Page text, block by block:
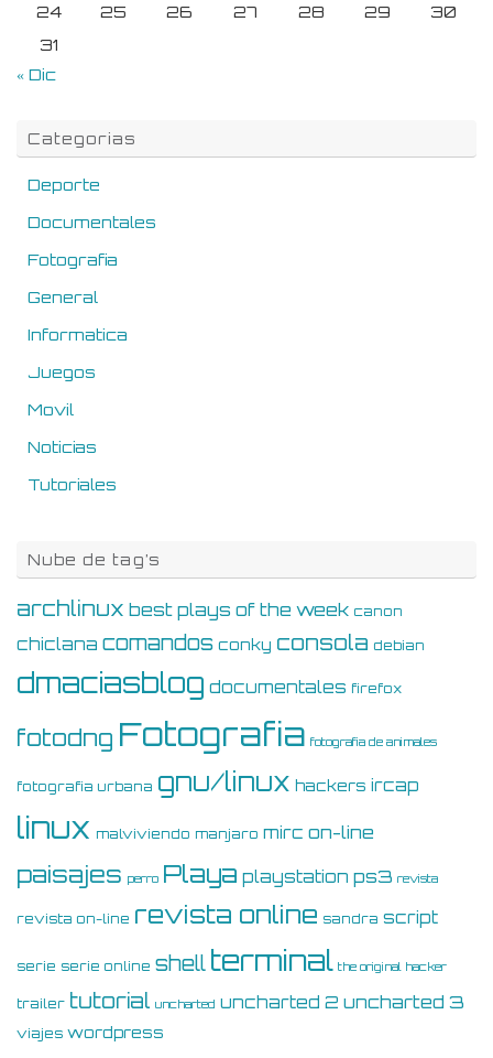
24
25 26 27 28 29
30
31
« Dic
Categorias
Deporte
Documentales
Fotografia
General
Informatica
Juegos
Movil
Noticias
Tutoriales
Nube de tag’s
archlinux best plays of the week canon
chiclana comandos conky consola debian
dmaciasblog documentales firefox
fotodng Fotografia fotografia de animales
fotografia urbana gnu/linux hackers ircap
linux malviviendo manjaro mirc on-line
paisajes perro Playa playstation ps3 revista
revista on-line revista online sandra script
serie serie online shell terminal the original hacker
trailer tutorial uncharted uncharted 2 uncharted 3
viajes wordpress